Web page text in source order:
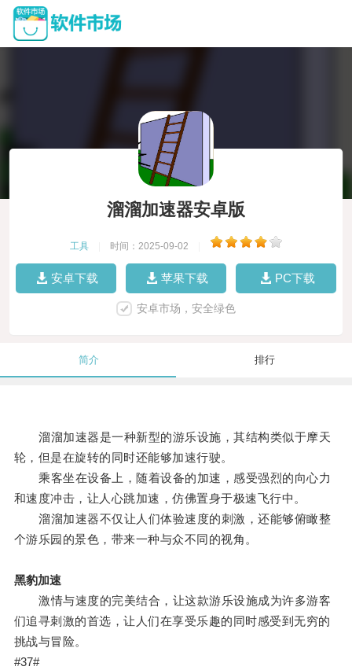
溜溜加速器安卓版
工具 时间：2025-09-02
安卓下载 苹果下载 PC下载
安卓市场，安全绿色
简介 排行
溜溜加速器是一种新型的游乐设施，其结构类似于摩天
轮，但是在旋转的同时还能够加速行驶。
乘客坐在设备上，随着设备的加速，感受强烈的向心力
和速度冲击，让人心跳加速，仿佛置身于极速飞行中。
溜溜加速器不仅让人们体验速度的刺激，还能够俯瞰整
个游乐园的景色，带来一种与众不同的视角。
黑豹加速
激情与速度的完美结合，让这款游乐设施成为许多游客
们追寻刺激的首选，让人们在享受乐趣的同时感受到无穷的
挑战与冒险。
#37#